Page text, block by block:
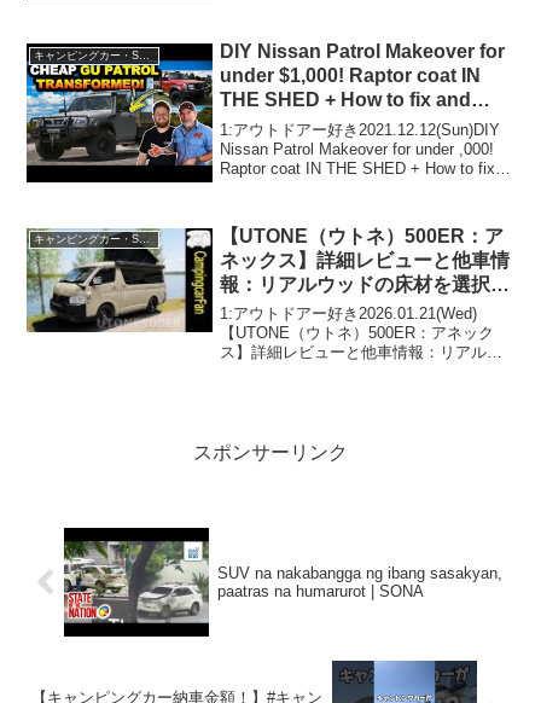
・CX-60・ZR-V・WR-V...
DIY Nissan Patrol Makeover for
under $1,000! Raptor coat IN
THE SHED + How to fix and
stop rust
1:アウトドアー好き2021.12.12(Sun)DIY
Nissan Patrol Makeover for under ,000!
Raptor coat IN THE SHED + How to fix
【UTONE（ウトネ）500ER：ア
ネックス】詳細レビューと他車情
報：リアルウッドの床材を選択で
きるアウトドア志向ハイエースバ
ンコンキャンピングカー
1:アウトドアー好き2026.01.21(Wed)
【UTONE（ウトネ）500ER：アネック
ス】詳細レビューと他車情報：リアルウ
スポンサーリンク
SUV na nakabangga ng ibang sasakyan,
paatras na humarurot | SONA
【キャンピングカー納車金額！】#キャン